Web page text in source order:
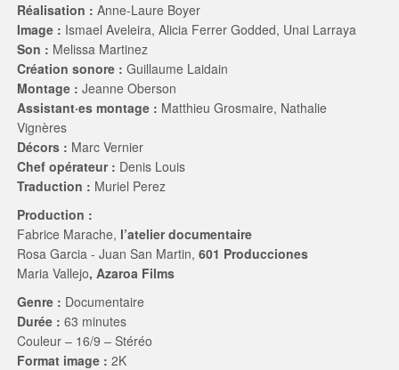
Réalisation : Anne-Laure Boyer
Image : Ismael Aveleira, Alicia Ferrer Godded, Unai Larraya
Son : Melissa Martinez
Création sonore :Guillaume Laidain
Montage : Jeanne Oberson
Assistant·es montage : Matthieu Grosmaire, Nathalie
Vignères
Décors : Marc Vernier
Chef opérateur : Denis Louis
Traduction : Muriel Perez
Production :
Fabrice Marache, l’atelier documentaire
Rosa Garcia - Juan San Martin, 601 Producciones
Maria Vallejo, Azaroa Films
Genre : Documentaire
Durée : 63 minutes
Couleur – 16/9 – Stéréo
Format image : 2K